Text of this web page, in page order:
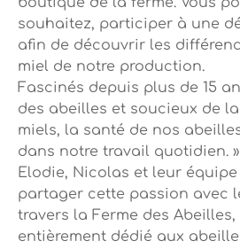
souhaitez, participer à une
afin de découvrir les
miel de notre production.
Fascinés depuis plus de 15
des abeilles et soucieux de
miels, la santé de nos
dans notre travail quotidien. »
Elodie, Nicolas et leur
partager cette passion avec
travers la Ferme des
entièrement dédié aux